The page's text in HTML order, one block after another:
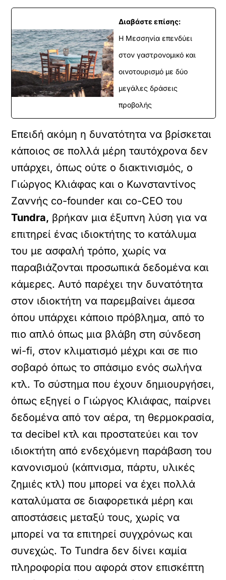
Διαβάστε επίσης:
Η Μεσσηνία επενδύει
στον γαστρονομικό και
οινοτουρισμό με δύο
μεγάλες δράσεις
προβολής
Επειδή ακόμη η δυνατότητα να βρίσκεται
κάποιος σε πολλά μέρη ταυτόχρονα δεν
υπάρχει, όπως ούτε ο διακτινισμός, ο
Γιώργος Κλιάφας και ο Κωνσταντίνος
Ζαννής co-founder και co-CEO του
Tundra, βρήκαν μια έξυπνη λύση για να
επιτηρεί ένας ιδιοκτήτης το κατάλυμα
του με ασφαλή τρόπο, χωρίς να
παραβιάζονται προσωπικά δεδομένα και
κάμερες. Αυτό παρέχει την δυνατότητα
στον ιδιοκτήτη να παρεμβαίνει άμεσα
όπου υπάρχει κάποιο πρόβλημα, από το
πιο απλό όπως μια βλάβη στη σύνδεση
wi-fi, στον κλιματισμό μέχρι και σε πιο
σοβαρό όπως το σπάσιμο ενός σωλήνα
κτλ. Το σύστημα που έχουν δημιουργήσει,
όπως εξηγεί ο Γιώργος Κλιάφας, παίρνει
δεδομένα από τον αέρα, τη θερμοκρασία,
τα decibel κτλ και προστατεύει και τον
ιδιοκτήτη από ενδεχόμενη παράβαση του
κανονισμού (κάπνισμα, πάρτυ, υλικές
ζημιές κτλ) που μπορεί να έχει πολλά
καταλύματα σε διαφορετικά μέρη και
αποστάσεις μεταξύ τους, χωρίς να
μπορεί να τα επιτηρεί συγχρόνως και
συνεχώς. Το Tundra δεν δίνει καμία
πληροφορία που αφορά στον επισκέπτη